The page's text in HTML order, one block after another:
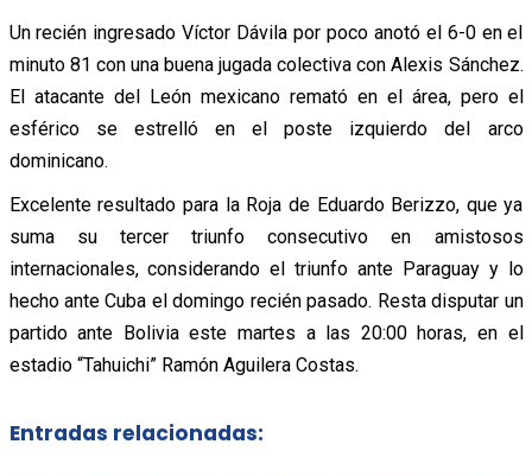
Un recién ingresado Víctor Dávila por poco anotó el 6-0 en el
minuto 81 con una buena jugada colectiva con Alexis Sánchez.
El atacante del León mexicano remató en el área, pero el
esférico se estrelló en el poste izquierdo del arco
dominicano.
Excelente resultado para la Roja de Eduardo Berizzo, que ya
suma su tercer triunfo consecutivo en amistosos
internacionales, considerando el triunfo ante Paraguay y lo
hecho ante Cuba el domingo recién pasado. Resta disputar un
partido ante Bolivia este martes a las 20:00 horas, en el
estadio “Tahuichi” Ramón Aguilera Costas.
Entradas relacionadas: